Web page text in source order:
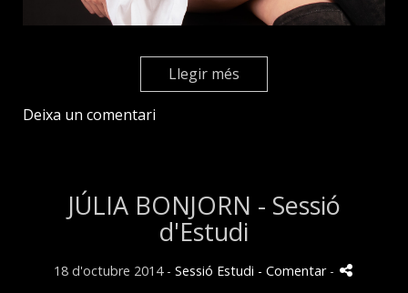
Llegir més
Deixa un comentari
JÚLIA BONJORN - Sessió
d'Estudi
18 d'octubre 2014 - Sessió Estudi - Comentar -